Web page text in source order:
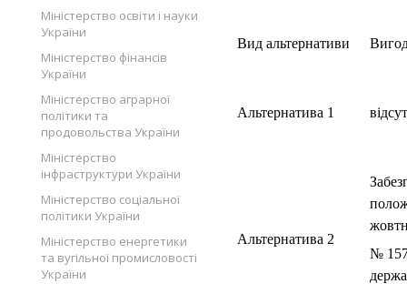
Міністерство освіти і науки
України
Міністерство фінансів
України
Міністерство аграрної
політики та
продовольства України
Міністерство
інфраструктури України
Міністерство соціальної
політики України
Міністерство енергетики
та вугільної промисловості
України
Вид альтернативи
Альтернатива 1
Альтернатива 2
№